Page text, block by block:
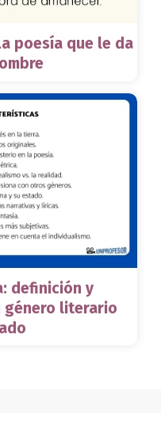
poesía que le da
definición y
género literario